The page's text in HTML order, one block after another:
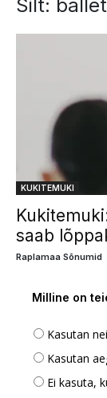
Silt:
KUKITEMUKI
saab
Raplamaa Sõnumid
Milline on
Kasutan
Kasutan
Ei kasuta,